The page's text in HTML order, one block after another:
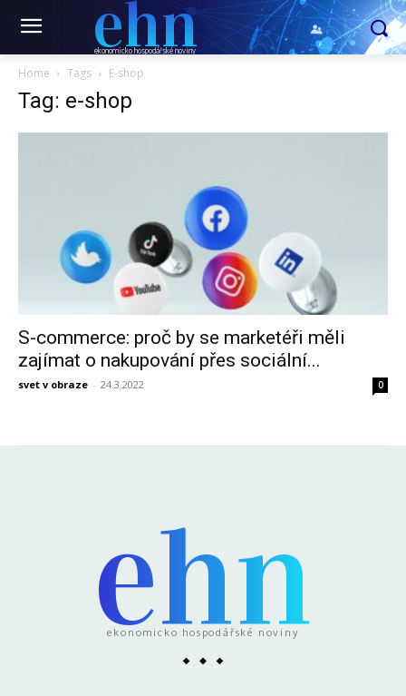
ehn
ekonomicko hospodářské noviny
Home Tags E-shop
Tag: e-shop
S-commerce: proč by se marketéři měli
zajímat o nakupování přes sociální...
svet v obraze - 24.3.2022 0
ehn
ekonomicko hospodářské noviny